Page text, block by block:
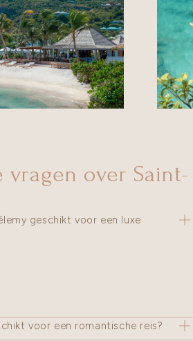
vragen over Saint-
geschikt voor een luxe
voor een romantische reis?